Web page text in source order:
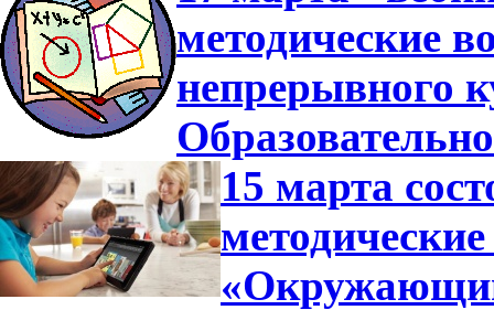
методические
непрерывного
15 марта